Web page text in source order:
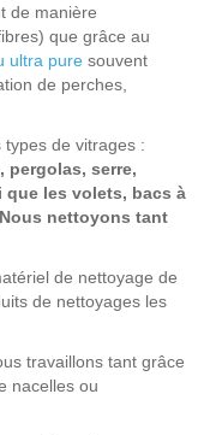
de manière
que grâce au
ultra pure souvent
de perches,
de vitrages :
pergolas, serre,
les volets, bacs à
nettoyons tant
de nettoyage de
de nettoyages les
travaillons tant grâce
nacelles ou